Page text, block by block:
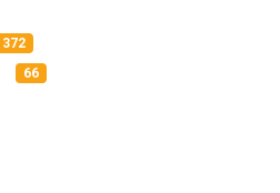
372
66